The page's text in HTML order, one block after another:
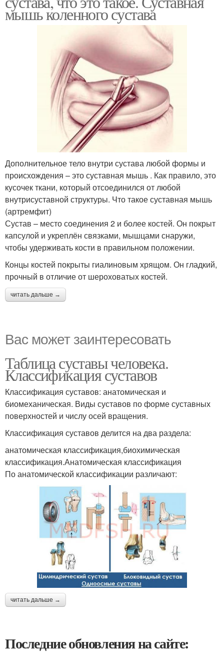
мышь коленного сустава
Дополнительное тело внутри сустава любой формы и
происхождения – это суставная мышь . Как правило, это
кусочек ткани, который отсоединился от любой
внутрисуставной структуры. Что такое суставная мышь
(артремфит)
Сустав – место соединения 2 и более костей. Он покрыт
капсулой и укреплён связками, мышцами снаружи,
чтобы удерживать кости в правильном положении.
Концы костей покрыты гиалиновым хрящом. Он гладкий,
прочный в отличие от шероховатых костей.
читать дальше →
Вас может заинтересовать
Таблица суставы человека.
Классификация суставов
Классификация суставов: анатомическая и
биомеханическая. Виды суставов по форме суставных
поверхностей и числу осей вращения.
Классификация суставов делится на два раздела:
анатомическая классификация,биохимическая
классификация.Анатомическая классификация
По анатомической классификации различают:
читать дальше →
Последние обновления на сайте: